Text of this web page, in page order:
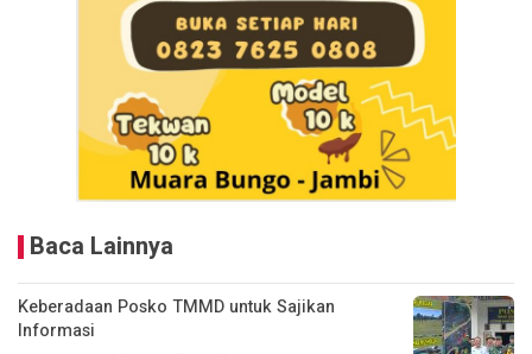
Baca Lainnya
Keberadaan Posko TMMD untuk Sajikan
Informasi